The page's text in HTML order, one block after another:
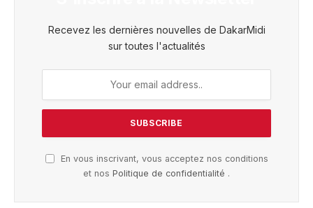
Recevez les dernières nouvelles de DakarMidi
sur toutes l'actualités
En vous inscrivant, vous acceptez nos conditions
et nos Politique de confidentialité .